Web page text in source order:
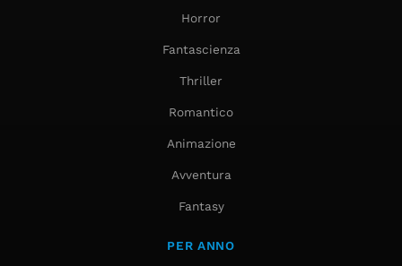
Horror
Fantascienza
Thriller
Romantico
Animazione
Avventura
Fantasy
PER ANNO